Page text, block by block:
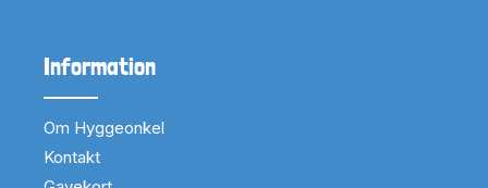
Information
Om Hyggeonkel
Kontakt